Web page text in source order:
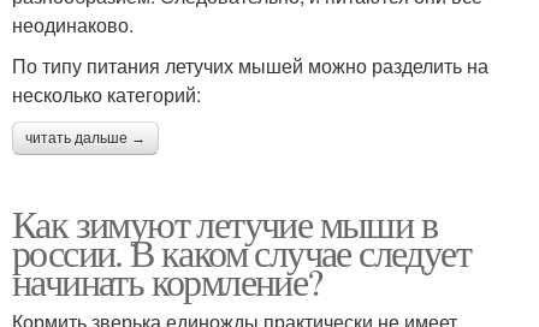
неодинаково.
По типу питания летучих мышей можно разделить на
несколько категорий:
читать дальше →
Как зимуют летучие мыши в
россии. В каком случае следует
начинать кормление?